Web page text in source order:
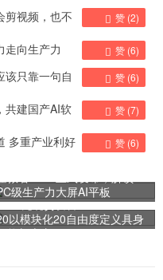
赞 (2)
视频，也不
赞 (6)
走向生产力
赞 (6)
应该只靠一句自
赞 (7)
共建国产AI软
赞 (6)
多重产业利好
级生产力大屏AI平板
元现货发售：Gaia Hand
以模块化20自由度定义具身
能新底座